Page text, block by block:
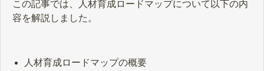
この記事では、人材育成ロードマップについて以下の内
容を解説しました。
人材育成ロードマップの概要